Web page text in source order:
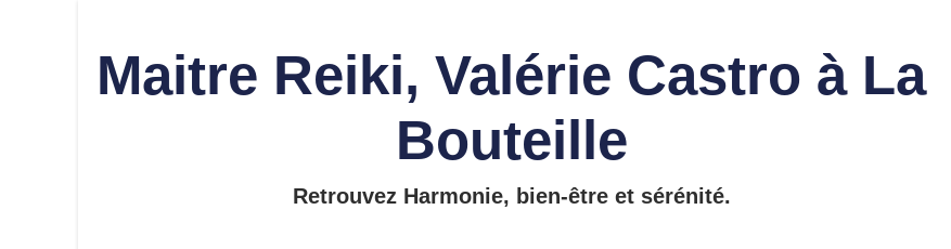
Maitre Reiki, Valérie Castro à La
Bouteille
Retrouvez Harmonie, bien-être et sérénité.